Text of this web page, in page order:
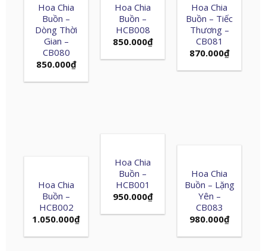
Hoa Chia
Buồn –
Dòng Thời
Gian –
CB080
850.000₫
Hoa Chia
Buồn –
HCB008
850.000₫
Hoa Chia
Buồn – Tiếc
Thương –
CB081
870.000₫
Hoa Chia
Buồn –
HCB001
950.000₫
Hoa Chia
Buồn – Lặng
Yên –
CB083
980.000₫
Hoa Chia
Buồn –
HCB002
1.050.000₫